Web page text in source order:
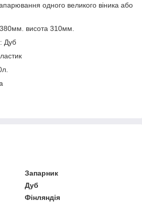
одного великого віника або
висота 310мм.
Дуб
Запарник
Дуб
Фінляндія